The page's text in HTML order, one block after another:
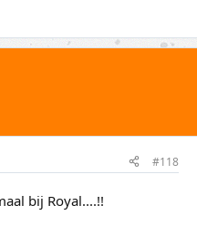
#118
bij Royal....!!